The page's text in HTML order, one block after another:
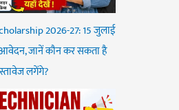
2026-27: 15 जुलाई
जानें कौन कर सकता है
लगेंगे?